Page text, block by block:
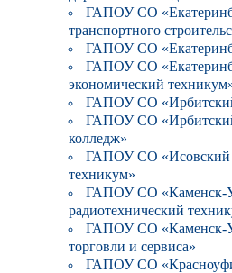
ГАПОУ СО
транспортного
ГАПОУ СО
ГАПОУ СО
экономический
ГАПОУ СО
ГАПОУ СО
колледж»
ГАПОУ СО «Исовский
техникум»
ГАПОУ СО «Каменск-
радиотехнический
ГАПОУ СО «Каменск-
торговли и сервиса»
ГАПОУ СО